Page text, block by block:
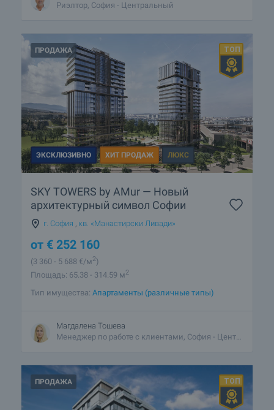
Риэлтор, София - Центральный
ПРОДАЖА
ЭКСКЛЮЗИВНО ХИТ ПРОДАЖ ЛЮКС
SKY TOWERS by AMur — Новый
архитектурный символ Софии
г. София кв. «Манастирски Ливади»
от € 252 160
(3 360 - 5 688 €/м2)
Площадь: 65.38 - 314.59 м2
Тип имущества: Апартаменты (различные типы)
Магдалена Тошева
ПРОДАЖА